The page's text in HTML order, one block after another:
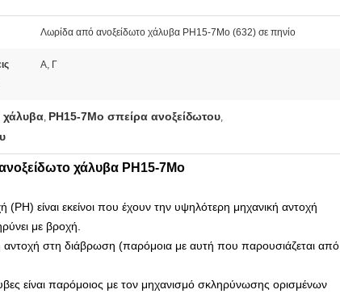
Λωρίδα από ανοξείδωτο χάλυβα PH15-7Mo (632) σε πηνίο
Α, Γ
χάλυβα, PH15-7Mo σπείρα ανοξείδωτου,
χάλυβα PH15-7Mo
(PH) είναι εκείνοι που έχουν την υψηλότερη μηχανική αντοχή
με βροχή.
στη διάβρωση (παρόμοια με αυτή που παρουσιάζεται από
είναι παρόμοιος με τον μηχανισμό σκληρύνωσης ορισμένων